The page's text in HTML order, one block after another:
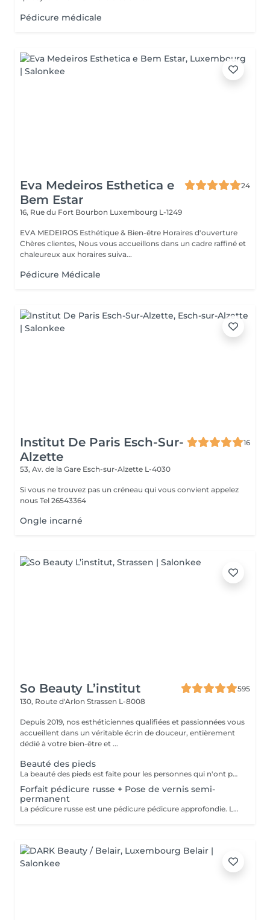
Pédicure médicale
Eva Medeiros Esthetica e
Bem Estar
24
16, Rue du Fort Bourbon Luxembourg L-1249
EVA MEDEIROS Esthétique & Bien-être Horaires d'ouverture
Chères clientes, Nous vous accueillons dans un cadre raffiné et
chaleureux aux horaires suiva...
Pédicure Médicale
Institut De Paris Esch-Sur-
Alzette
16
53, Av. de la Gare Esch-sur-Alzette L-4030
Si vous ne trouvez pas un créneau qui vous convient appelez
nous Tel 26543364
Ongle incarné
So Beauty L’institut
595
130, Route d'Arlon Strassen L-8008
Depuis 2019, nos esthéticiennes qualifiées et passionnées vous
accueillent dans un véritable écrin de douceur, entièrement
dédié à votre bien-être et ...
Beauté des pieds
La beauté des pieds est faite pour les personnes qui n'ont pas de problème particulier au niveau de leur pieds. Elle comprend la pousse des cuticules, la coupe des ongles et le limage, léger ponçage de la plaque de l'ongle, et rape de la plante du pied. Pose de vernis transparent et application de crème inclues.
Forfait pédicure russe + Pose de vernis semi-
permanent
La pédicure russe est une pédicure pédicure approfondie. La durée de votre vernis permanent va durer 1 semaine de plus.